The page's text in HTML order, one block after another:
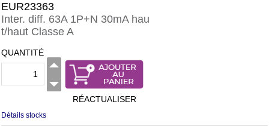
EUR23363
Inter. diff. 63A 1P+N 30mA hau
t/haut Classe A
QUANTITÉ
RÉACTUALISER
Détails stocks